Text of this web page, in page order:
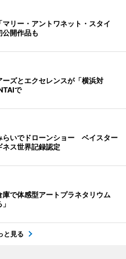
リー・アントワネット・スタイ
開作品も
ーズとエクセレンスが「横浜対
で
らいでドローンショー ベイスター
ネス世界記録認定
で体感型アートプラネタリウム
と見る